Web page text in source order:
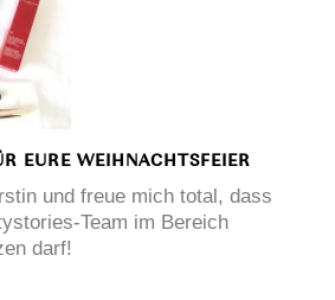
EURE WEIHNACHTSFEIER
und freue mich total, dass
Team im Bereich
darf!